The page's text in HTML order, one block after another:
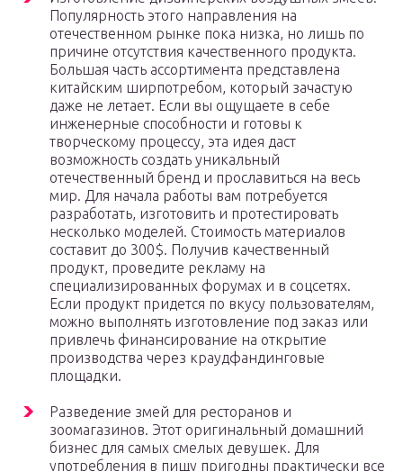
Популярность этого направления на
отечественном рынке пока низка, но лишь по
причине отсутствия качественного продукта.
Большая часть ассортимента представлена
китайским ширпотребом, который зачастую
даже не летает. Если вы ощущаете в себе
инженерные способности и готовы к
творческому процессу, эта идея даст
возможность создать уникальный
отечественный бренд и прославиться на весь
мир. Для начала работы вам потребуется
разработать, изготовить и протестировать
несколько моделей. Стоимость материалов
составит до 300$. Получив качественный
продукт, проведите рекламу на
специализированных форумах и в соцсетях.
Если продукт придется по вкусу пользователям,
можно выполнять изготовление под заказ или
привлечь финансирование на открытие
производства через краудфандинговые
площадки.
Разведение змей для ресторанов и
зоомагазинов. Этот оригинальный домашний
бизнес для самых смелых девушек. Для
употребления в пищу пригодны практически все